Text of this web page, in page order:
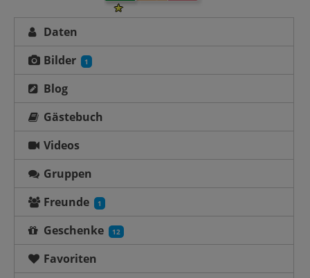
Daten
Bilder
1
Blog
Gästebuch
Videos
Gruppen
Freunde
1
Geschenke 12
Favoriten